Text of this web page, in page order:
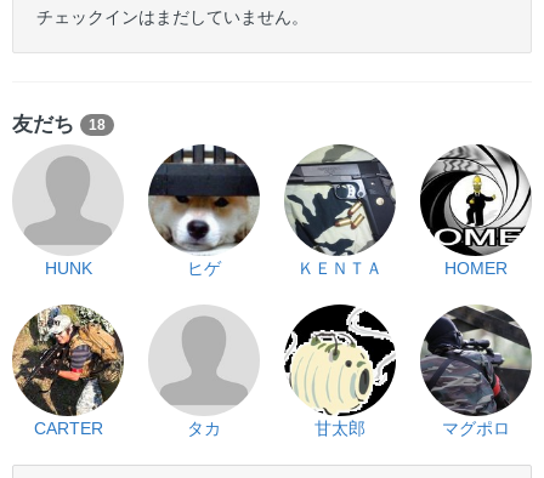
チェックインはまだしていません。
友だち 18
HUNK ヒゲ ＫＥＮＴＡ HOMER
CARTER タカ 甘太郎 マグポロ